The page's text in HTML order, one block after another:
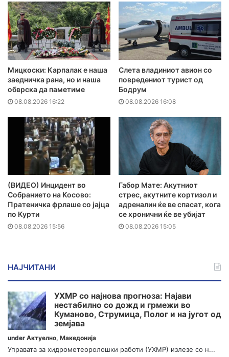
Мицкоски: Карпалак е наша
заедничка рана, но и наша
обврска да паметиме
08.08.2026 16:22
Слета владиниот авион со
повредениот турист од
Бодрум
08.08.2026 16:08
(ВИДЕО) Инцидент во
Собранието на Косово:
Пратеничка фрлаше со јајца
по Курти
08.08.2026 15:56
Габор Мате: Акутниот
стрес, акутните кортизол и
адреналин ќе ве спасат, кога
се хронични ќе ве убијат
08.08.2026 15:05
НАЈЧИТАНИ
УХМР со најнова прогноза: Најави
нестабилно со дожд и грмежи во
Куманово, Струмица, Полог и на југот од
земјава
under Актуелно, Македонија
Управата за хидрометеоролошки работи (УХМР) излезе со н...